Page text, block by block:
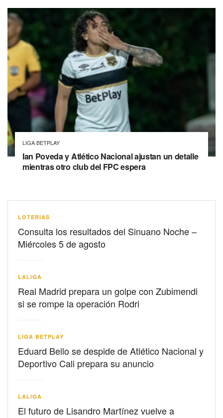
LIGA BETPLAY
Ian Poveda y Atlético Nacional ajustan un detalle
mientras otro club del FPC espera
LOTERIAS
Consulta los resultados del Sinuano Noche –
Miércoles 5 de agosto
LALIGA
Real Madrid prepara un golpe con Zubimendi
si se rompe la operación Rodri
LIGA BETPLAY
Eduard Bello se despide de Atlético Nacional y
Deportivo Cali prepara su anuncio
LALIGA
El futuro de Lisandro Martínez vuelve a